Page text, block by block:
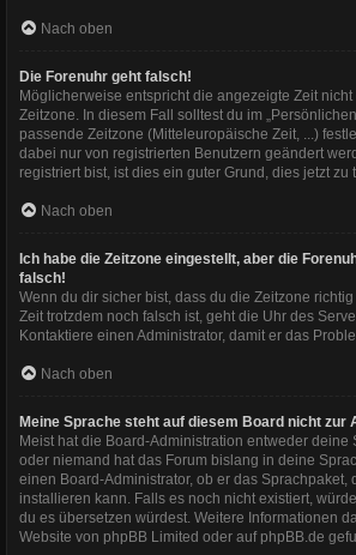
Nach oben
Die Forenuhr geht falsch!
Möglicherweise entspricht die angezeigte Zeit
Zeitzone. In diesem Fall solltest du im
passende Zeitzone (Mitteleuropäische Zeit, ...)
dabei nur von registrierten Benutzern geändert
registriert bist, ist dies ein guter Grund, dies jetzt zu
Nach oben
Ich habe die Zeitzone eingestellt, aber die
falsch!
Wenn du dir sicher bist, dass du die Zeitzone
Zeit trotzdem noch falsch ist, geht die Uhr des
Kontaktiere einen Administrator, damit er das
Nach oben
Meine Sprache steht auf diesem Board nicht zur
Meist hat die Board-Administration entweder deine
oder niemand hat das Forum bislang in deine
einen Board-Administrator, ob er das Sprachpaket,
installieren kann. Falls es noch nicht existiert,
du es übersetzen würdest. Weitere Informationen
Website von phpBB Limited oder auf phpBB.de